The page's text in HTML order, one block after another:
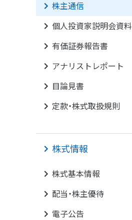
株主通信
個人投資家説明会資料
有価証券報告書
アナリストレポート
目論見書
定款・株式取扱規則
株式情報
株式基本情報
配当・株主優待
電子公告